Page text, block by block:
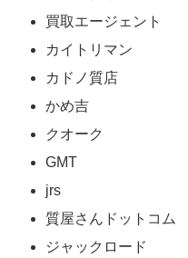
買取エージェント
カイトリマン
カドノ質店
かめ吉
クオーク
GMT
jrs
質屋さんドットコム
ジャックロード